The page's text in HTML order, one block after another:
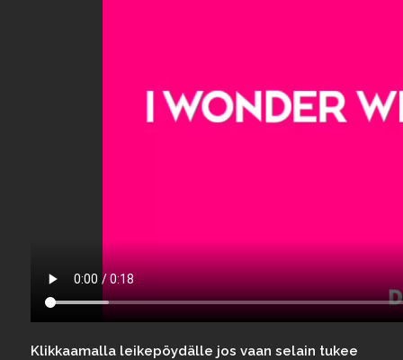
Klikkaamalla leikepöydälle jos vaan selain tukee